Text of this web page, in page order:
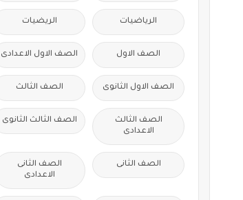
الرياضيات الريضيات
الصف الاول الصف الاول الاعدادى
الصف الاول الثانوى الصف الثالث
الصف الثالث
الاعدادى
الصف الثالث الثانوى
الصف الثانى
الصف الثانى
الاعدادى